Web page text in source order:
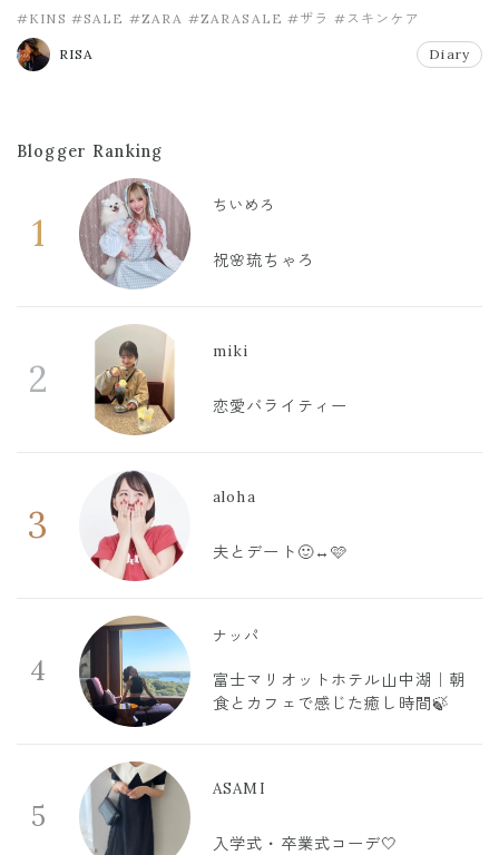
#KINS #SALE #ZARA #ZARASALE #ザラ #スキンケア
RISA Diary
Blogger Ranking
1
ちいめろ
祝🌸琉ちゃろ
2
miki
恋愛バライティー
3
aloha
夫とデート🙂‍↔️🩷
4
ナッパ
富士マリオットホテル山中湖｜朝
食とカフェで感じた癒し時間🍃
5
ASAMI
入学式・卒業式コーデ🤍